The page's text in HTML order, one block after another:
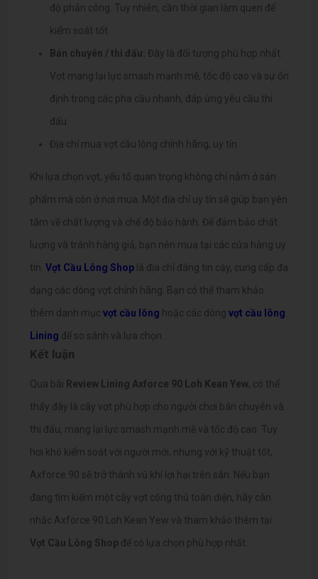
độ phản công. Tuy nhiên, cần thời gian làm quen để
kiểm soát tốt.
Bán chuyên / thi đấu: Đây là đối tượng phù hợp nhất.
Vợt mang lại lực smash mạnh mẽ, tốc độ cao và sự ổn
định trong các pha cầu nhanh, đáp ứng yêu cầu thi
đấu.
Địa chỉ mua vợt cầu lông chính hãng, uy tín
Khi lựa chọn vợt, yếu tố quan trọng không chỉ nằm ở sản
phẩm mà còn ở nơi mua. Một địa chỉ uy tín sẽ giúp bạn yên
tâm về chất lượng và chế độ bảo hành. Để đảm bảo chất
lượng và tránh hàng giả, bạn nên mua tại các cửa hàng uy
tín. Vợt Cầu Lông Shoplà địa chỉ đáng tin cậy, cung cấp đa
dạng các dòng vợt chính hãng. Bạn có thể tham khảo
thêm danh mục vợt cầu lông hoặc các dòng vợt cầu lông
Lining để so sánh và lựa chọn.
Kết luận
Qua bài Review Lining Axforce 90 Loh Kean Yew, có thể
thấy đây là cây vợt phù hợp cho người chơi bán chuyên và
thi đấu, mang lại lực smash mạnh mẽ và tốc độ cao. Tuy
hơi khó kiểm soát với người mới, nhưng với kỹ thuật tốt,
Axforce 90 sẽ trở thành vũ khí lợi hại trên sân. Nếu bạn
đang tìm kiếm một cây vợt công thủ toàn diện, hãy cân
nhắc Axforce 90 Loh Kean Yew và tham khảo thêm tại
Vợt Cầu Lông Shopđể có lựa chọn phù hợp nhất.